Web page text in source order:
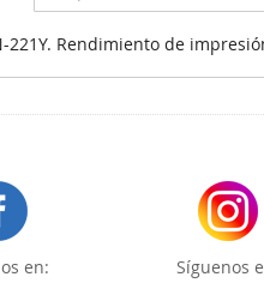
221Y. Rendimiento de
en: Síguenos